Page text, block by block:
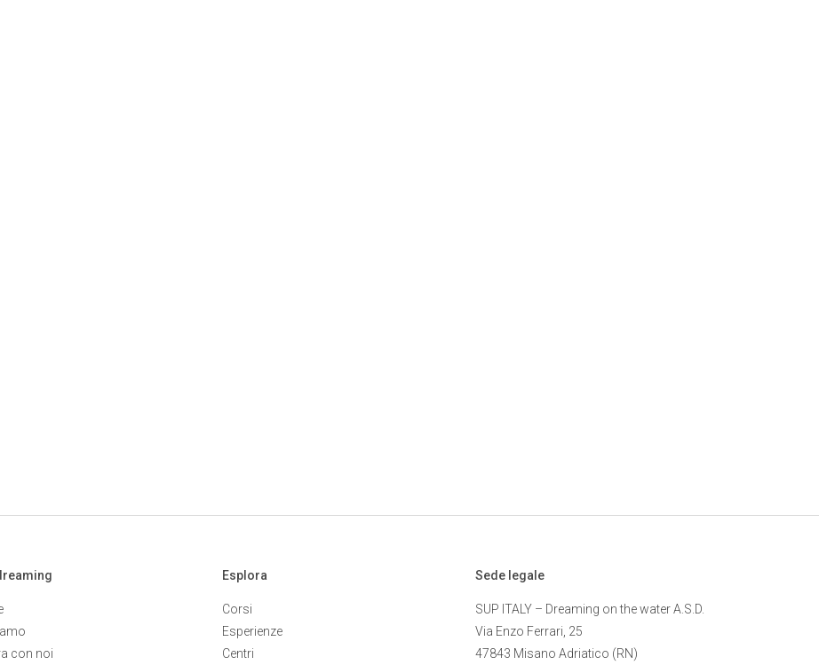
con noi
Esplora
Corsi
Esperienze
Centri
Sede legale
SUP ITALY – Dreaming on the water A.S.D.
Via Enzo Ferrari, 25
47843 Misano Adriatico (RN)